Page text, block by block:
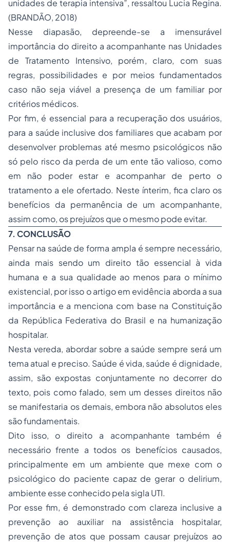
unidades de terapia intensiva”, ressaltou Lucia Regina.
(BRANDÃO, 2018)
Nesse diapasão, depreende-se a imensurável
importância do direito a acompanhante nas Unidades
de Tratamento Intensivo, porém, claro, com suas
regras, possibilidades e por meios fundamentados
caso não seja viável a presença de um familiar por
critérios médicos.
Por fim, é essencial para a recuperação dos usuários,
para a saúde inclusive dos familiares que acabam por
desenvolver problemas até mesmo psicológicos não
só pelo risco da perda de um ente tão valioso, como
em não poder estar e acompanhar de perto o
tratamento a ele ofertado. Neste ínterim, fica claro os
benefícios da permanência de um acompanhante,
assim como, os prejuízos que o mesmo pode evitar.
7. CONCLUSÃO
Pensar na saúde de forma ampla é sempre necessário,
ainda mais sendo um direito tão essencial à vida
humana e a sua qualidade ao menos para o mínimo
existencial, por isso o artigo em evidência aborda a sua
importância e a menciona com base na Constituição
da República Federativa do Brasil e na humanização
hospitalar.
Nesta vereda, abordar sobre a saúde sempre será um
tema atual e preciso. Saúde é vida, saúde é dignidade,
assim, são expostas conjuntamente no decorrer do
texto, pois como falado, sem um desses direitos não
se manifestaria os demais, embora não absolutos eles
são fundamentais.
Dito isso, o direito a acompanhante também é
necessário frente a todos os benefícios causados,
principalmente em um ambiente que mexe com o
psicológico do paciente capaz de gerar o delirium,
ambiente esse conhecido pela sigla UTI.
Por esse fim, é demonstrado com clareza inclusive a
prevenção ao auxiliar na assistência hospitalar,
prevenção de atos que possam causar prejuízos ao